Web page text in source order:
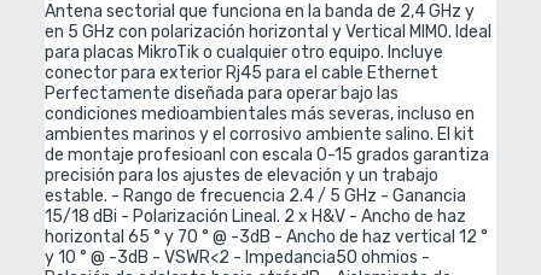
Antena sectorial que funciona en la banda de 2,4 GHz y
en 5 GHz con polarización horizontal y Vertical MIMO. Ideal
para placas MikroTik o cualquier otro equipo. Incluye
conector para exterior Rj45 para el cable Ethernet
Perfectamente diseñada para operar bajo las
condiciones medioambientales más severas, incluso en
ambientes marinos y el corrosivo ambiente salino. El kit
de montaje profesioanl con escala 0-15 grados garantiza
precisión para los ajustes de elevación y un trabajo
estable. - Rango de frecuencia 2.4 / 5 GHz - Ganancia
15/18 dBi - Polarización Lineal. 2 x H&V - Ancho de haz
horizontal 65 ° y 70 ° @ -3dB - Ancho de haz vertical 12 °
y 10 ° @ -3dB - VSWR<2 - Impedancia50 ohmios -